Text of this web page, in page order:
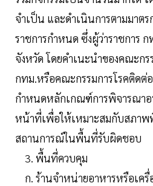
จำเป็น และดำเนินการตามมาต
ราชการกำหนด ซึ่งผู้ว่าราชการ
จังหวัด โดยคำเนะนำของคณะกร
กทม.หรือคณะกรรมการโรคติดต่
กำหนดหลักเกณฑ์การพิจารณา
หน้าที่เพื่อให้เหมาะสมกับสภา
สถานการณ์ในพื้นที่รับผิดชอบ
3. พื้นที่ควบคุม
ก. ร้านจำหน่ายอาหารหรือเครื่